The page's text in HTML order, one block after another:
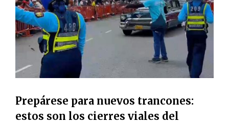
Prepárese para nuevos trancones:
estos son los cierres viales del